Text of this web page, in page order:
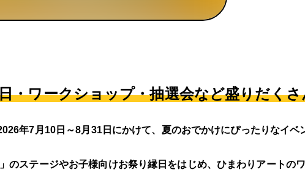
・ワークショップ・抽選会など盛りだくさ
年7月10日～8月31日にかけて、夏のおでかけにぴったりなイベ
のステージやお子様向けお祭り縁日をはじめ、ひまわりアートの